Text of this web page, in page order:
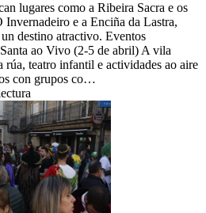
lugares como a Ribeira Sacra e os
Invernadeiro e a Enciña da Lastra,
destino atractivo. Eventos
ao Vivo (2-5 de abril) A vila
rúa, teatro infantil e actividades ao aire
con grupos co…